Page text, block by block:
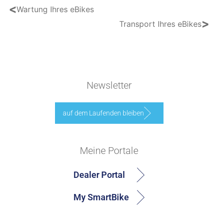
<Wartung Ihres eBikes
Transport Ihres eBikes>
Newsletter
auf dem Laufenden bleiben
Meine Portale
Dealer Portal
My SmartBike